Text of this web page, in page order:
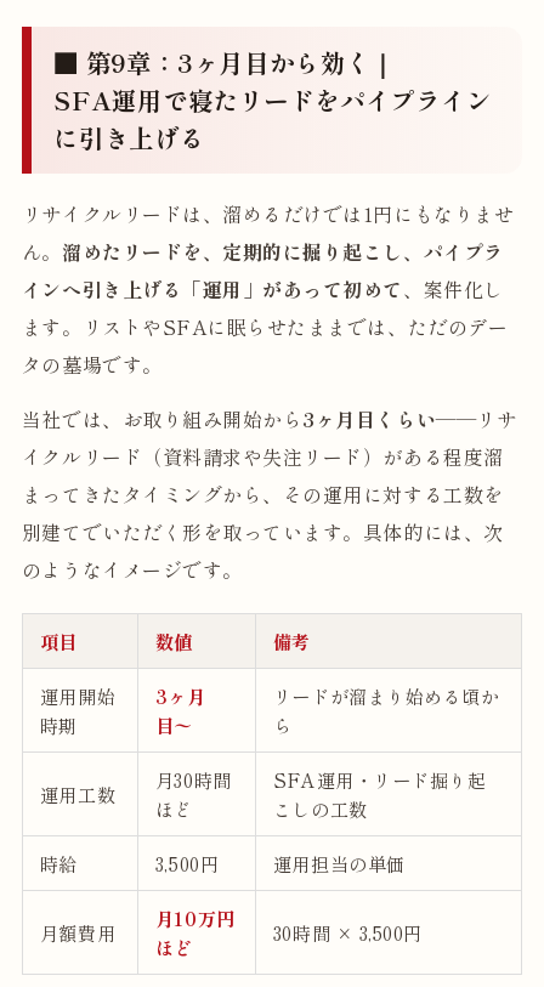
■ 第9章：3ヶ月目から効く｜
SFA運用で寝たリードをパイプライン
に引き上げる
リサイクルリードは、溜めるだけでは1円にもなりませ
ん。 溜めたリードを、定期的に掘り起こし、パイプラ
インへ引き上げる「運用」があって初めて、案件化し
ます。リストやSFAに眠らせたままでは、ただのデー
タの墓場です。
当社では、お取り組み開始から 3ヶ月目くらい——リサ
イクルリード（資料請求や失注リード）がある程度溜
まってきたタイミングから、その運用に対する工数を
別建てでいただく形を取っています。具体的には、次
のようなイメージです。
項目 数値 備考
運用開始
時期
3ヶ月
目〜
リードが溜まり始める頃か
ら
運用工数
月30時間
ほど
SFA運用・リード掘り起
こしの工数
時給 3,500円 運用担当の単価
月額費用
月10万円
ほど
30時間 × 3,500円